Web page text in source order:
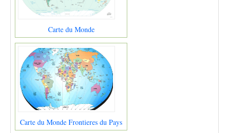
Carte du Monde
Carte du Monde Frontieres du Pays